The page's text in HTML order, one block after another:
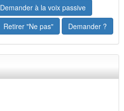
Demander à la voix passive
Retirer "Ne pas" Demander ?